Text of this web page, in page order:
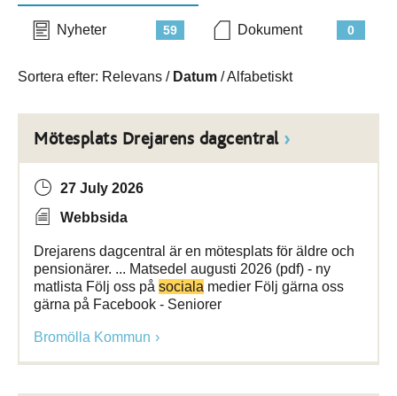
59
Nyheter 0
Dokument
Sortera efter: Relevans / Datum /Alfabetiskt
Mötesplats Drejarens dagcentral
27 July 2026
Webbsida
Drejarens dagcentral är en mötesplats för äldre och
pensionärer. ... Matsedel augusti 2026 (pdf) - ny
matlista Följ oss på sociala medier Följ gärna oss
gärna på Facebook - Seniorer
Bromölla Kommun